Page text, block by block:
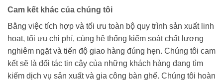
Cam kết khác của chúng tôi
Bằng việc tích hợp và tối ưu toàn bộ quy trình sản xuất linh
hoạt, tối ưu chi phí, cùng hệ thống kiểm soát chất lượng
nghiêm ngặt và tiến độ giao hàng đúng hẹn. Chúng tôi cam
kết sẽ là đối tác tin cậy của những khách hàng đang tìm
kiếm dịch vụ sản xuất và gia công bàn ghế. Chúng tôi hoàn